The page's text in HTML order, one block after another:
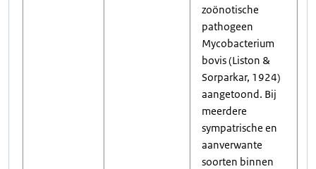
zoönotische
pathogeen
Mycobacterium
bovis (Liston &
Sorparkar, 1924)
aangetoond. Bij
meerdere
sympatrische en
aanverwante
soorten binnen